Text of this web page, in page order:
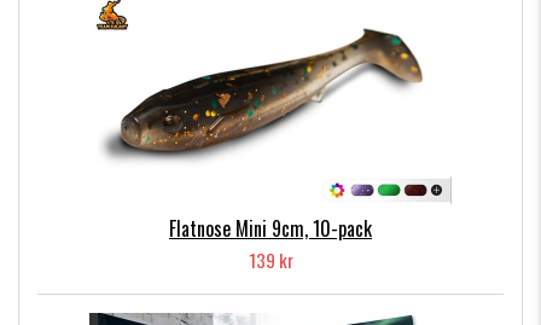
Flatnose Mini 9cm, 10-pack
139 kr